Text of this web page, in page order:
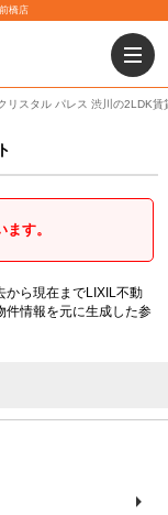
橋店
リスタル パレス 渋川の2LDK賃
す。
ら現在までLIXIL不動
件情報を元に生成した参